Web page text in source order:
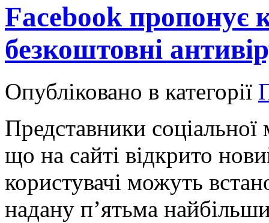
Facebook пропонує
безкоштовні
Опубліковано в категорії
Представники
що на сайті відкрито
користувачі можуть
надану п’ятьма